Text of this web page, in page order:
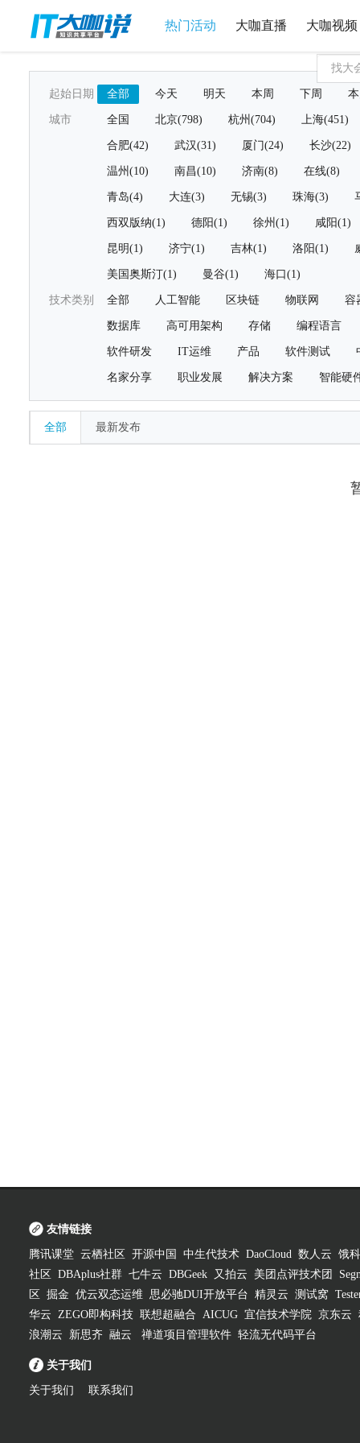
热门活动 大咖直播 大咖视频
起始日期 全部 今天 明天 本周 下周
城市 全国 北京(798) 杭州(704) 上海(451)
合肥(42) 武汉(31) 厦门(24) 长沙(22)
温州(10) 南昌(10) 济南(8) 在线(8)
青岛(4) 大连(3) 无锡(3) 珠海(3)
西双版纳(1) 德阳(1) 徐州(1) 咸阳(1)
昆明(1) 济宁(1) 吉林(1) 洛阳(1)
美国奥斯汀(1) 曼谷(1) 海口(1)
技术类别 全部 人工智能 区块链 物联网 容
数据库 高可用架构 存储 编程语言
软件研发 IT运维 产品 软件测试
名家分享 职业发展 解决方案 智能硬
全部 最新发布
友情链接
腾讯课堂 云栖社区 开源中国 中生代技术 DaoCloud 数人云 饿
社区
DBAplus社群 七牛云 DBGeek 又拍云 美团点评技术团
区
掘金 优云双态运维 思必驰DUI开放平台 精灵云 测试窝
华云 ZEGO即构科技 联想超融合 AICUG 宜信技术学院 京东云
浪潮云
新思齐 融云 禅道项目管理软件 轻流无代码平台
关于我们
关于我们 联系我们